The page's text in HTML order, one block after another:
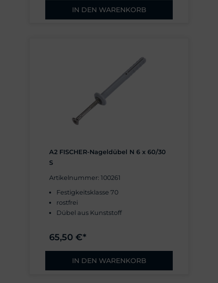
IN DEN WARENKORB
A2 FISCHER-Nageldübel N 6 x 60/30
S
Artikelnummer: 100261
Festigkeitsklasse 70
rostfrei
Dübel aus Kunststoff
65,50 €*
IN DEN WARENKORB